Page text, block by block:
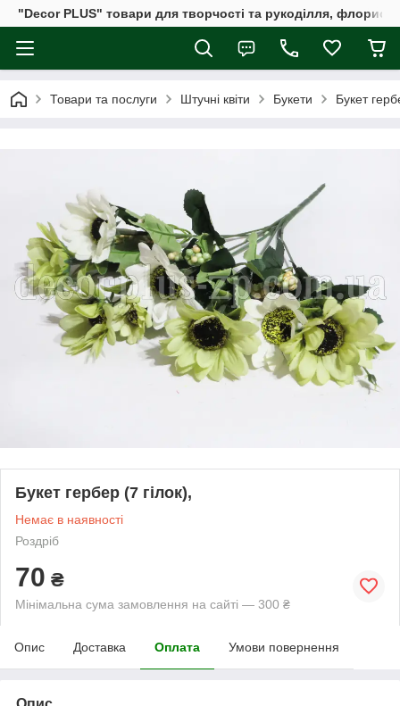
"Decor PLUS" товари для творчості та рукоділля,
Товари та послуги Штучні квіти Букети Букет
Букет гербер (7 гілок),
Немає в наявності
Роздріб
70 ₴
Мінімальна сума замовлення на сайті — 300 ₴
Опис Доставка Оплата Умови повернення